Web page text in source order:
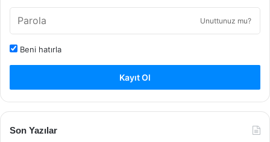
Unuttunuz mu?
Beni hatırla
Kayıt Ol
Son Yazılar